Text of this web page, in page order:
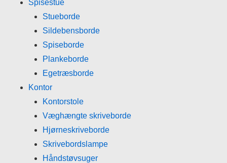
Spisestue
Stueborde
Sildebensborde
Spiseborde
Plankeborde
Egetræsborde
Kontor
Kontorstole
Væghængte skriveborde
Hjørneskriveborde
Skrivebordslampe
Håndstøvsuger